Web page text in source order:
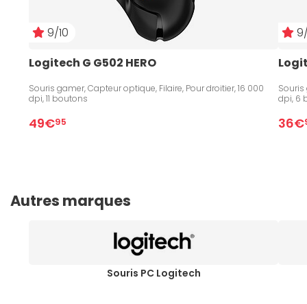
9/10
Logitech G G502 HERO
Souris gamer, Capteur optique, Filaire, Pour droitier, 16 000
dpi, 11 boutons
49€95
Souris
dpi, 6
36€
Autres marques
Souris PC Logitech